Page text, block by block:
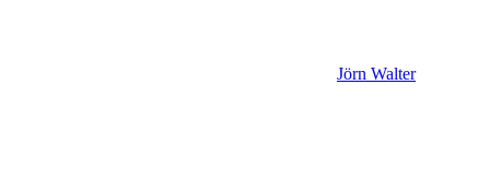
Jörn Walter